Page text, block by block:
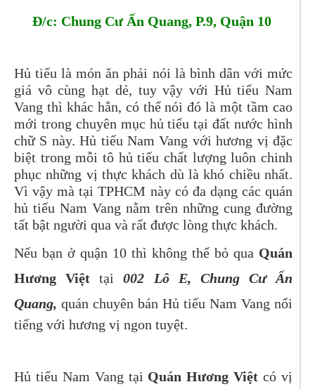
Đ/c: Chung Cư Ấn Quang, P.9, Quận 10
Hủ tiếu là món ăn phải nói là bình dân với mức
giá vô cùng hạt dẻ, tuy vậy với Hủ tiếu Nam
Vang thì khác hẳn, có thể nói đó là một tầm cao
mới trong chuyên mục hủ tiếu tại đất nước hình
chữ S này. Hủ tiếu Nam Vang với hương vị đặc
biệt trong mỗi tô hủ tiếu chất lượng luôn chinh
phục những vị thực khách dù là khó chiều nhất.
Vì vậy mà tại TPHCM này có đa dạng các quán
hủ tiếu Nam Vang nằm trên những cung đường
tất bật người qua và rất được lòng thực khách.
Nếu bạn ở quận 10 thì không thể bỏ qua Quán
Hương Việt tại002 Lô E, Chung Cư Ấn
Quang, quán chuyên bán Hủ tiếu Nam Vang nổi
tiếng với hương vị ngon tuyệt.
Hủ tiếu Nam Vang tại Quán Hương Việtcó vị